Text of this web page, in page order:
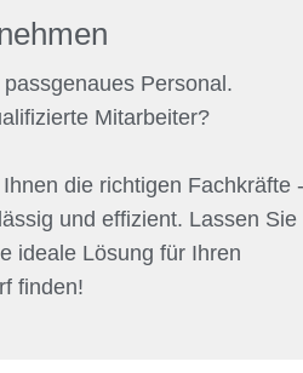
Personal.
Mitarbeiter?
die richtigen Fachkräfte -
und effizient. Lassen Sie
ideale Lösung für Ihren
finden!